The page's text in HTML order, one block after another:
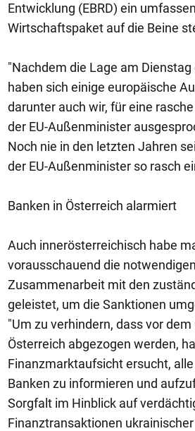
Entwicklung (EBRD) ein
Wirtschaftspaket auf die Beine
"Nachdem die Lage am
haben sich einige europäische
darunter auch wir, für eine
der EU-Außenminister
Noch nie in den letzten Jahren
der EU-Außenminister so rasch
Banken in Österreich alarmiert
Auch innerösterreichisch habe
vorausschauend die
Zusammenarbeit mit den
geleistet, um die Sanktionen
"Um zu verhindern, dass vor dem
Österreich abgezogen werden,
Finanzmarktaufsicht ersucht,
Banken zu informieren und
Sorgfalt im Hinblick auf
Finanztransaktionen